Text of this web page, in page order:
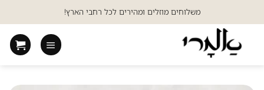
to
content
משלוחים מוזלים ומהירים לכל רחבי הארץ!